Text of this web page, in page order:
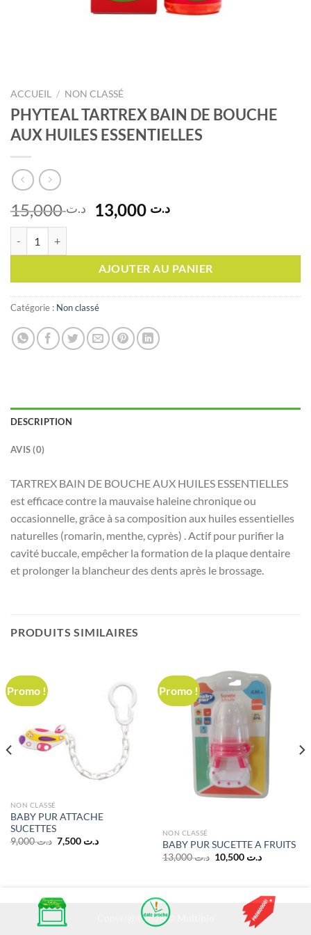
ACCUEIL / NON CLASSÉ
PHYTEAL TARTREX BAIN DE BOUCHE
AUX HUILES ESSENTIELLES
د.ت15,000
Le
prix
était :
د.ت 15,000.
د.تLe
est :
AJOUTER AU PANIER
Catégorie : Non classé
DESCRIPTION
AVIS (0)
TARTREX BAIN DE BOUCHE AUX HUILES ESSENTIELLES
est efficace contre la mauvaise haleine chronique ou
occasionnelle, grâce à sa composition aux huiles essentielles
naturelles (romarin, menthe, cyprès) . Actif pour purifier la
cavité buccale, empêcher la formation de la plaque dentaire
et prolonger la blancheur des dents après le brossage.
PRODUITS SIMILAIRES
Promo !
NON CLASSÉ
BABY PUR ATTACHE
SUCETTES
د.ت9,000
Le
prix
د.ت 7,500
Le
Promo !
NON CLASSÉ
BABY PUR SUCETTE A FRUITS
د.ت13,000
Le
prix
د.ت 13,000.
د.ت 10,500
Le
Copyright 2026 ©